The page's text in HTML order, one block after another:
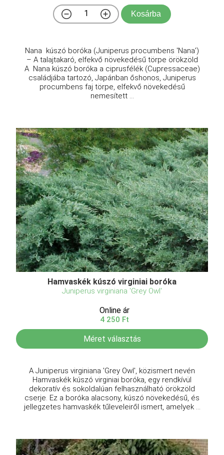
Kosárba
Nana kúszó boróka (Juniperus procumbens 'Nana')
– A talajtakaró, elfekvő növekedésű törpe örökzöld
A Nana kúszó boróka a ciprusfélék (Cupressaceae)
családjába tartozó, Japánban őshonos, Juniperus
procumbens faj törpe, elfekvő növekedésű
nemesített ...
Hamvaskék kúszó virginiai boróka
Juniperus virginiana 'Grey Owl'
Online ár
4 250 Ft
Méret választás
A Juniperus virginiana 'Grey Owl', közismert nevén
Hamvaskék kúszó virginiai boróka, egy rendkívül
dekoratív és sokoldalúan felhasználható örökzöld
cserje. Ez a boróka alacsony, kúszó növekedésű, és
jellegzetes hamvaskék tűleveleiről ismert, amelyek ...